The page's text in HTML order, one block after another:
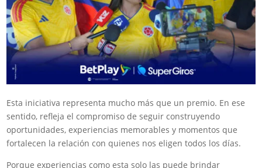
Esta iniciativa representa mucho más que un premio. En ese
sentido, refleja el compromiso de seguir construyendo
oportunidades, experiencias memorables y momentos que
fortalecen la relación con quienes nos eligen todos los días.
Porque experiencias como esta solo las puede brindar